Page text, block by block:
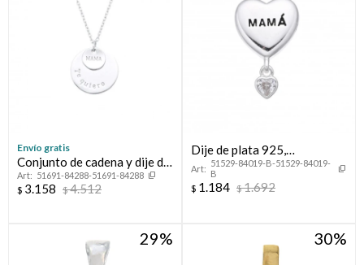
Envío gratis
Conjunto de cadena y dije de
plata 95 , TE AMO MAMÁ.
51691-84288-51691-84288
$ 3.158 $4.512
Dije de plata 925,
CORAZON PASANTE.
51529-84019-B-51529-84019-
B
$ 1.184 $1.692
29 30